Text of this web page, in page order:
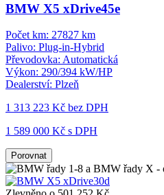
BMW X5 xDrive45e
Počet km: 27827 km
Palivo: Plug-in-Hybrid
Převodovka: Automatická
Výkon: 290/394 kW/HP
Dealerství: Plzeň
1 313 223 Kč bez DPH
1 589 000 Kč s DPH
Porovnat